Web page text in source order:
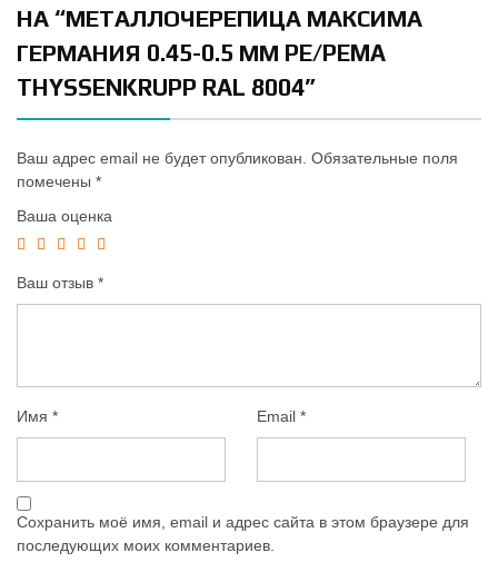
НА “МЕТАЛЛОЧЕРЕПИЦА МАКСИМА
ГЕРМАНИЯ 0.45-0.5 ММ PE/PEMA
THYSSENKRUPP RAL 8004”
Ваш адрес email не будет опубликован. Обязательные поля
помечены *
Ваша оценка
Ваш отзыв *
Имя * Email*
Сохранить моё имя, email и адрес сайта в этом браузере для
последующих моих комментариев.